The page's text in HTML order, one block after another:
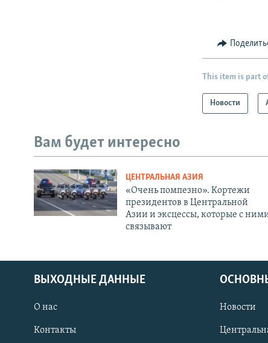
This item is part
Новости
Вам будет интересно
ЦЕНТРАЛЬНАЯ АЗИЯ
«Очень помпезно». Кортежи
президентов в Центральной
Азии и эксцессы, которые с
связывают
ВЫХОДНЫЕ ДАННЫЕ
О нас
Контакты
Новости